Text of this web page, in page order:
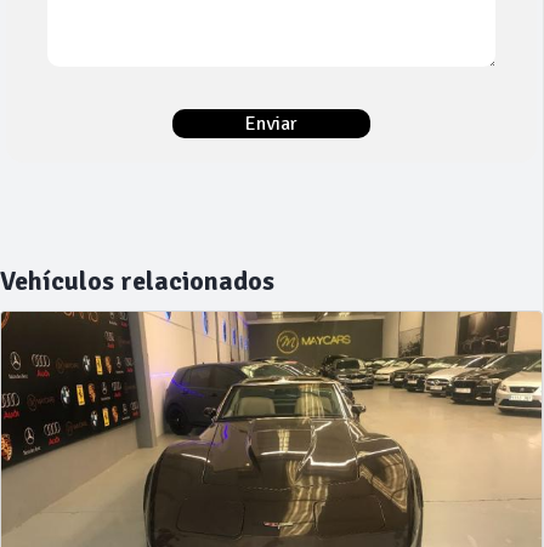
Vehículos relacionados